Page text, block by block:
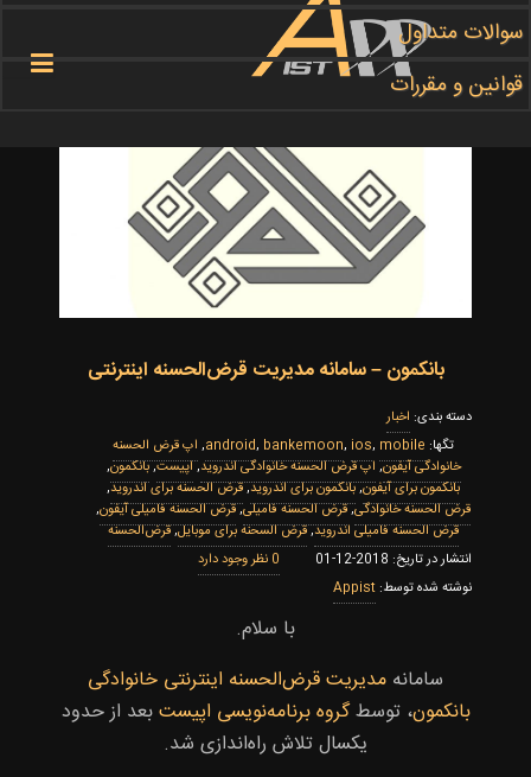

سوالات متداول
قوانین و مقررات
بانکمون – سامانه مدیریت قرض‌الحسنه اینترنتی
اخبار
android, bankemoon, ios, mobile
, اپ قرض الحسنه
خانوادگی آیفون, اپ قرض الحسنه خانوادگی اندروید,اپیست,بانکمون,
بانکمون برای آیفون,بانکمون برای اندروید,قرض الحسنه برای اندروید,
قرض الحسنه خانوادگی,قرض الحسنه فامیلی,قرض الحسنه فامیلی آیفون,
قرض الحسنه فامیلی اندروید,قرض السحنه برای موبایل,قرض‌الحسنه
2018-12-01
0
Appist
با سلام.
سامانه مدیریت قرض‌الحسنه اینترنتی خانوادگی
بانکمون، توسطگروه برنامه‌نویسی اپیستبعد از حدود
یکسال تلاش راه‌اندازی شد.